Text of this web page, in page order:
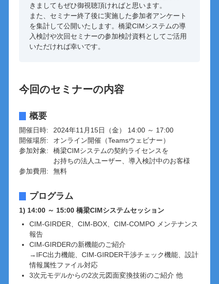
きましてもぜひ御視聴頂ければと思います。
また、セミナー終了後に実施した参加者アンケート
を集計して公開いたします。橋梁CIMシステムの導
入検討や次回セミナーの参加検討資料としてご活用
いただければ幸いです。
今回のセミナーの内容
概要
開催日時: 2024年11月15日（金） 14:00 ～ 17:00
開催場所:
オンライン開催（Teamsウェビナー）
参加対象:
橋梁CIMシステムの契約ライセンスを
お持ちの法人ユーザー、導入検討中のお客様
参加費用:
無料
プログラム
1) 14:00 ～ 15:00橋梁CIMシステムセッション
CIM-GIRDER、CIM-BOX、CIM-COMPO メンテナンス
報告
CIM-GIRDERの新機能のご紹介
→IFC出力機能、CIM-GIRDER干渉チェック機能、設計
情報属性ファイル対応
3次元モデルからの2次元図面変換技術のご紹介 他